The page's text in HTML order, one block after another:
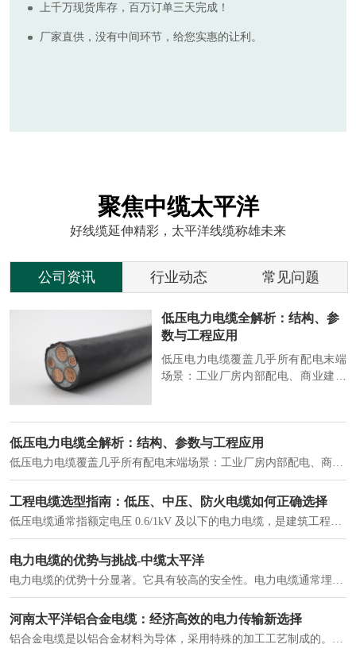
上千万现货库存，百万订单三天完成！
厂家直供，没有中间环节，给您实惠的让利。
聚焦中缆太平洋
好线缆延伸精彩，太平洋线缆称雄未来
公司资讯 行业动态 常见问题
低压电力电缆全解析：结构、参
数与工程应用
低压电力电缆覆盖几乎所有配电末端
场景：工业厂房内部配电、商业建筑
列头柜供电等。
低压电力电缆全解析：结构、参数与工程应用
低压电力电缆覆盖几乎所有配电末端场景：工业厂房内部配电、商业建筑供电系统、住宅小区入户主线、市政工程路灯与景观供电、数据中心机房列头柜供电等。
工程电缆选型指南：低压、中压、防火电缆如何正确选择
电力电缆的优势与挑战-中缆太平洋
河南太平洋铝合金电缆：经济高效的电力传输新选择